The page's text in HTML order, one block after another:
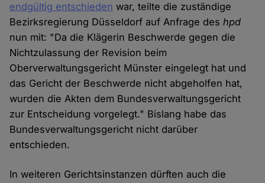
endgültig entschieden war, teilte die zuständige
Bezirksregierung Düsseldorf auf Anfrage deshpd
nun mit: "Da die Klägerin Beschwerde gegen die
Nichtzulassung der Revision beim
Oberverwaltungsgericht Münster eingelegt hat und
das Gericht der Beschwerde nicht abgeholfen hat,
wurden die Akten dem Bundesverwaltungsgericht
zur Entscheidung vorgelegt." Bislang habe das
Bundesverwaltungsgericht nicht darüber
entschieden.
In weiteren Gerichtsinstanzen dürften auch die